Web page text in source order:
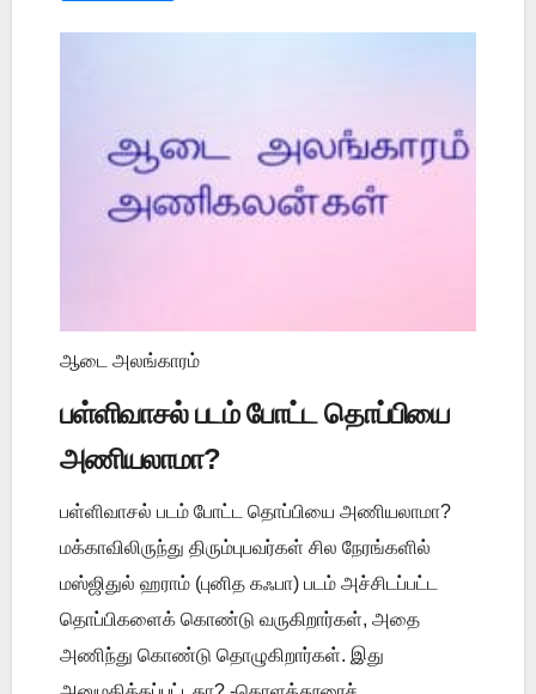
ஆடை அலங்காரம்
பள்ளிவாசல் படம் போட்ட தொப்பியை
அணியலாமா?
பள்ளிவாசல் படம் போட்ட தொப்பியை அணியலாமா?
மக்காவிலிருந்து திரும்புபவர்கள் சில நேரங்களில்
மஸ்ஜிதுல் ஹராம் (புனித கஃபா) படம் அச்சிடப்பட்ட
தொப்பிகளைக் கொண்டு வருகிறார்கள், அதை
அணிந்து கொண்டு தொழுகிறார்கள். இது